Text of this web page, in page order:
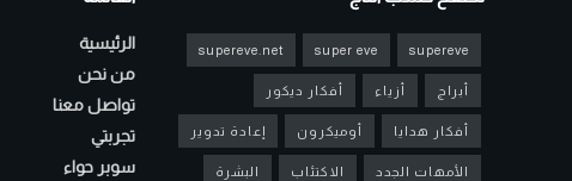
supereve
super eve
supereve.net
أبراج أزياء أفكار ديكور
أفكار هدايا أوميكرون إعادة تدوير
الأمهات الجدد الاكتئاب البشرة
الرئيسية
من نحن
تواصل معنا
تجربتي
سوبر حواء